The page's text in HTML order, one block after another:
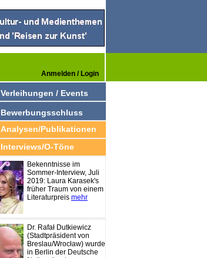
Anmelden / Login
Verleihungen / Events
Bewerbungsschluss
Analysen/Publikationen
Interviews/O-Töne
Bekenntnisse im
Sommer-Interview, Juli
2019: Laura Karasek's
früher Traum von einem
Literaturpreis mehr
Dr. Rafał Dutkiewicz
(Stadtpräsident von
Breslau/Wrocław) wurde
in Berlin der Deutsche